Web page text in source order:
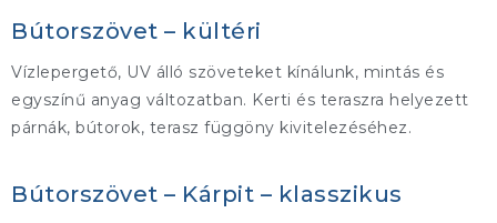
Bútorszövet – kültéri
Vízlepergető, UV álló szöveteket kínálunk, mintás és
egyszínű anyag változatban. Kerti és teraszra helyezett
párnák, bútorok, terasz függöny kivitelezéséhez.
Bútorszövet – Kárpit – klasszikus